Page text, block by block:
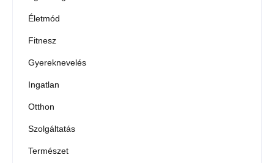
Életmód
Fitnesz
Gyereknevelés
Ingatlan
Otthon
Szolgáltatás
Természet